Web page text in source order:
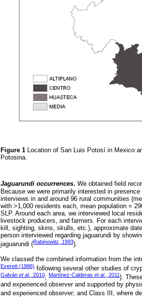
Figure 1
Location of San Luis Potosí in Mexico
Potosina.
Jaguarundi occurrences. We obtained field
Because we were primarily interested in
interviews in and around 96 rural communities
with >1,000 residents each, mean population =
SLP. Around each area, we interviewed local
livestock producers, and farmers. For each
kill, sighting, skins, skulls, etc.), approximate
person interviewed regarding jaguarundi by
jaguarundi (Rabinowitz, 1993).
We classed the combined information from the
Everett (1986) following several other studies of
Galván et al., 2010; Martínez-Calderas et al., 2011).
and experienced observer and supported by
and experienced observer; and Class III, where